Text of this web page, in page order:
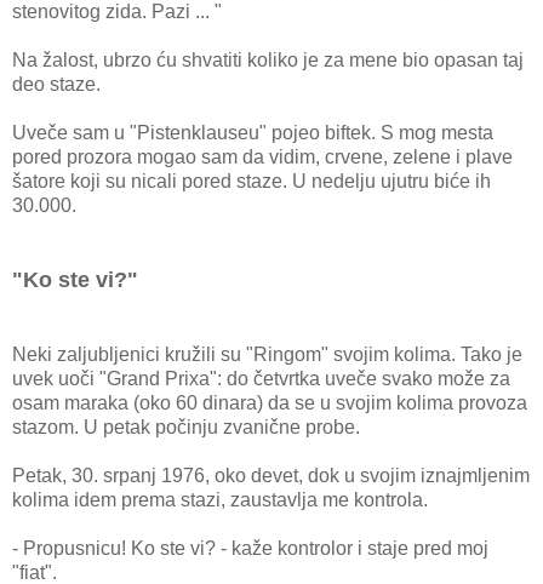
stenovitog zida. Pazi ... "
Na žalost, ubrzo ću shvatiti koliko je za mene bio opasan taj
deo staze.
Uveče sam u "Pistenklauseu" pojeo biftek. S mog mesta
pored prozora mogao sam da vidim, crvene, zelene i plave
šatore koji su nicali pored staze. U nedelju ujutru biće ih
30.000.
"Ko ste vi?"
Neki zaljubljenici kružili su "Ringom" svojim kolima. Tako je
uvek uoči "Grand Prixa": do četvrtka uveče svako može za
osam maraka (oko 60 dinara) da se u svojim kolima provoza
stazom. U petak počinju zvanične probe.
Petak, 30. srpanj 1976, oko devet, dok u svojim iznajmljenim
kolima idem prema stazi, zaustavlja me kontrola.
- Propusnicu! Ko ste vi? - kaže kontrolor i staje pred moj
"fiat".